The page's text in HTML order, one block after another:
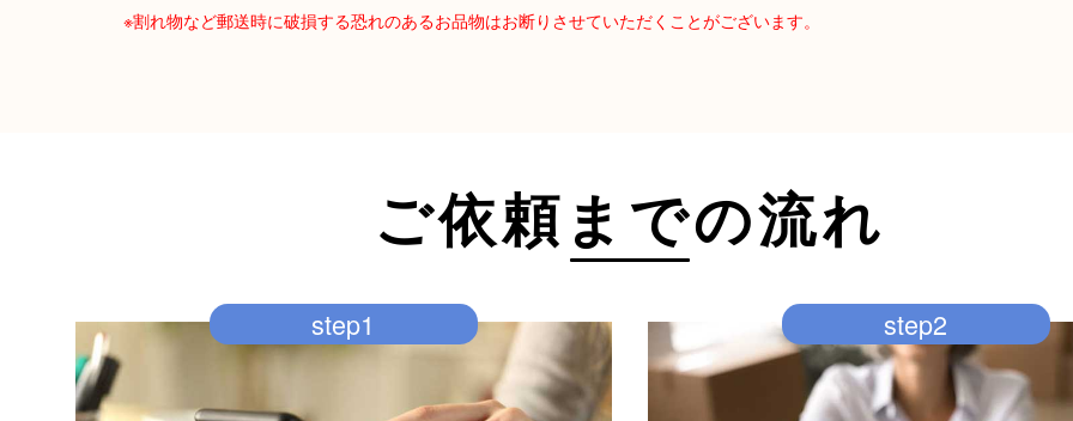
※割れ物など郵送時に破損する恐れのあるお品物はお断りさせていただくことがございます。
ご依頼までの流れ
step1 step2